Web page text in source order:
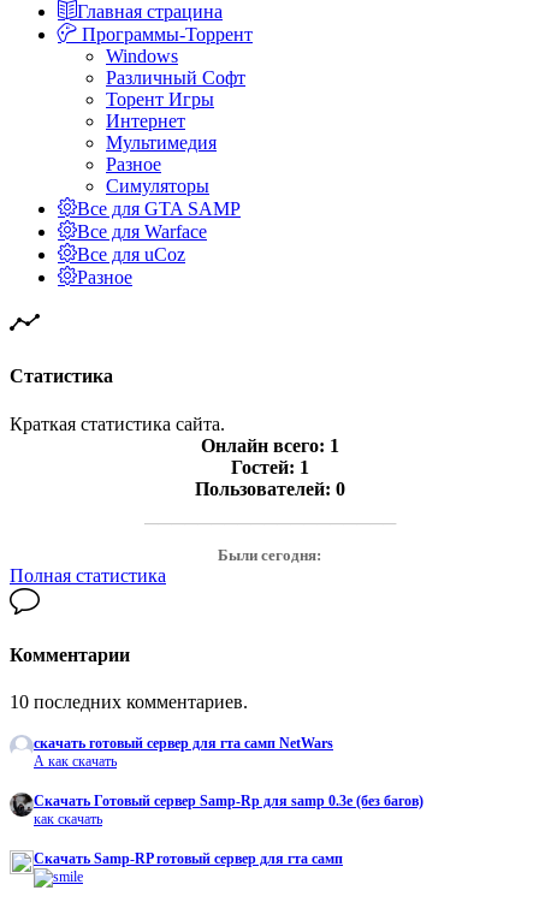
Главная страцина
Программы-Торрент
Windows
Различный Софт
Торент Игры
Интернет
Мультимедия
Разное
Симуляторы
Все для GTA SAMP
Все для Warface
Все для uCoz
Разное
Статистика
Краткая статистика сайта.
Онлайн всего: 1
Гостей: 1
Пользователей: 0
───────────────────
Были сегодня:
Полная статистика
Комментарии
10 последних комментариев.
скачать готовый сервер для гта самп NetWars
А как скачать
Cкачать Готовый сервер Samp-Rp для samp 0.3e (без багов)
как скачать
Скачать Samp-RP готовый сервер для гта самп